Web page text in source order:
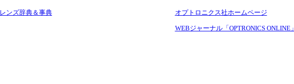
レンズ辞典＆事典 オプトロニクス社ホームページ
WEBジャーナル「OPTRONICS ONLINE」